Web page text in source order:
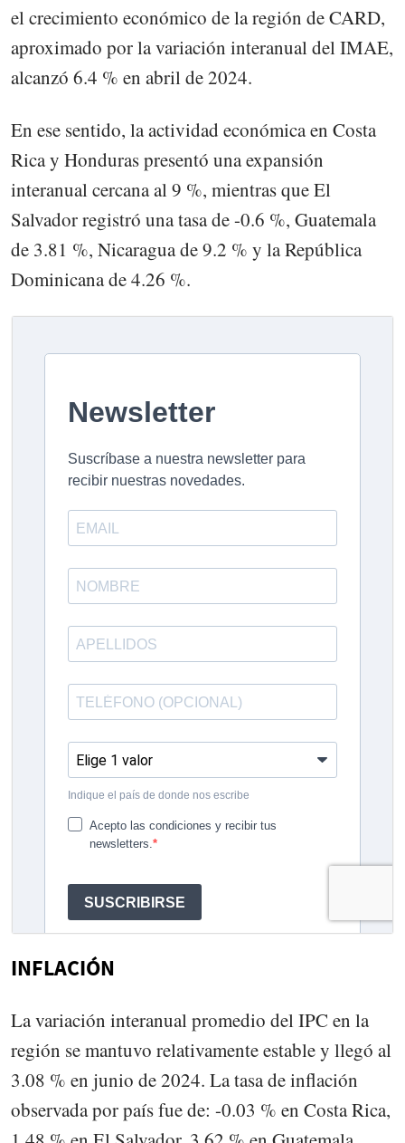
el crecimiento económico de la región de CARD,
aproximado por la variación interanual del IMAE,
alcanzó 6.4 % en abril de 2024.
En ese sentido, la actividad económica en Costa
Rica y Honduras presentó una expansión
interanual cercana al 9 %, mientras que El
Salvador registró una tasa de -0.6 %, Guatemala
de 3.81 %, Nicaragua de 9.2 % y la República
Dominicana de 4.26 %.
INFLACIÓN
La variación interanual promedio del IPC en la
región se mantuvo relativamente estable y llegó al
3.08 % en junio de 2024. La tasa de inflación
observada por país fue de: -0.03 % en Costa Rica,